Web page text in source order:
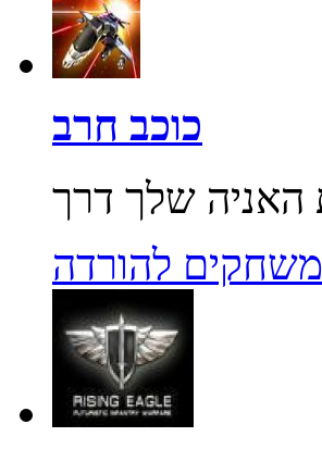
כוכב חרב
משחקים להורדה